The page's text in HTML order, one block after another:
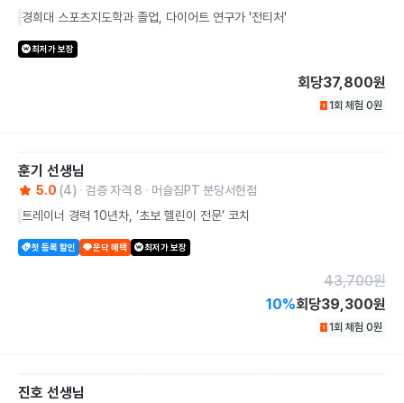
경희대 스포츠지도학과 졸업, 다이어트 연구가 '전티처'
최저가 보장
회당37,800원
1회 체험 0원
훈기 선생님
5.0 (4) 검증 자격 8
머슬짐PT 분당서현점
트레이너 경력 10년차, ‘초보 헬린이 전문’ 코치
첫 등록 할인 운닥 혜택 최저가 보장
43,700원
10%회당39,300원
1회 체험 0원
진호 선생님